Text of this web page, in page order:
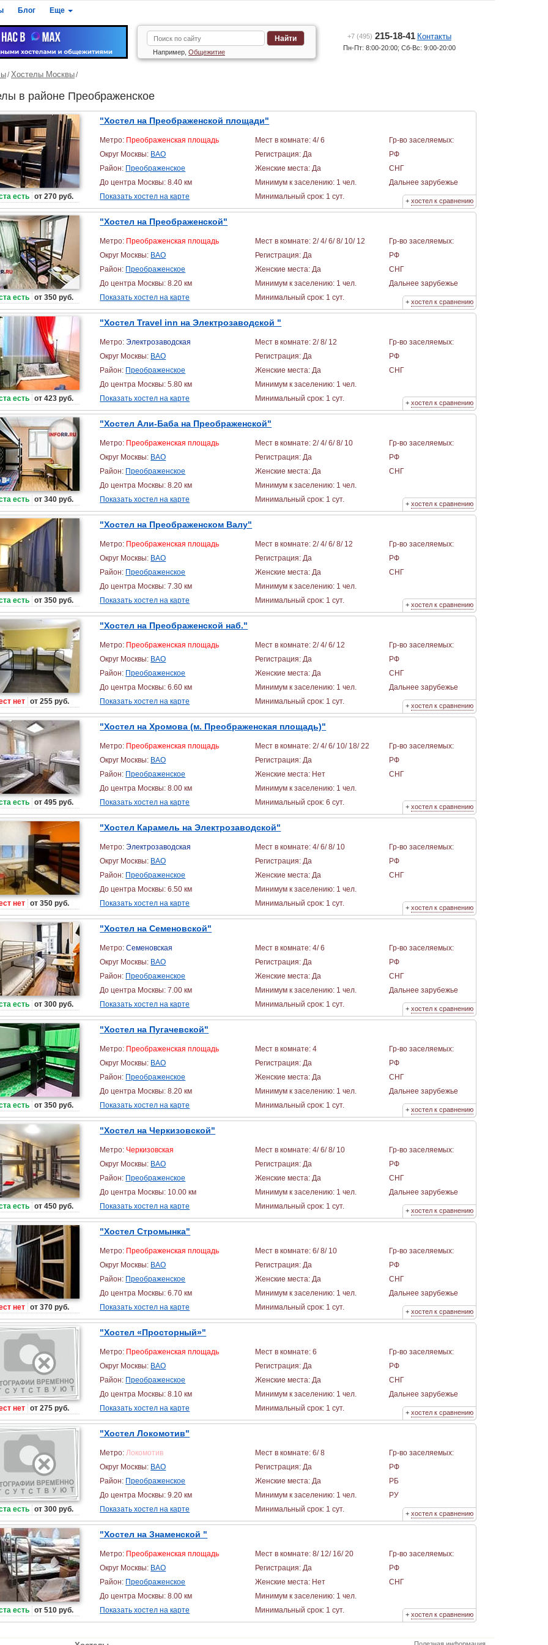
Блог Еще
Найти
Например, Общежитие
+7 (495) 215-18-41 Контакты
Пн-Пт: 8:00-20:00; Сб-Вс: 9:00-20:00
Хостелы Москвы
в районе Преображенское
"Хостел на Преображенской площади"
есть от 270 руб.
Метро: Преображенская площадь
Округ Москвы: ВАО
Район: Преображенское
До центра Москвы: 8.40 км
Показать хостел на карте
Мест в комнате: 4/ 6
Регистрация: Да
Женские места: Да
Минимум к заселению: 1 чел.
Минимальный срок: 1 сут.
Гр-во заселяемых:
РФ
СНГ
Дальнее зарубежье
+ хостел к сравнению
"Хостел на Преображенской"
есть от 350 руб.
Метро: Преображенская площадь
Округ Москвы: ВАО
Район: Преображенское
До центра Москвы: 8.20 км
Показать хостел на карте
Мест в комнате: 2/ 4/ 6/ 8/ 10/ 12
Регистрация: Да
Женские места: Да
Минимум к заселению: 1 чел.
Минимальный срок: 1 сут.
Гр-во заселяемых:
РФ
СНГ
Дальнее зарубежье
+ хостел к сравнению
"Хостел Travel inn на Электрозаводской "
есть от 423 руб.
Метро:Электрозаводская
Округ Москвы: ВАО
Район: Преображенское
До центра Москвы: 5.80 км
Показать хостел на карте
Мест в комнате: 2/ 8/ 12
Регистрация: Да
Женские места: Да
Минимум к заселению: 1 чел.
Минимальный срок: 1 сут.
Гр-во заселяемых:
РФ
СНГ
+ хостел к сравнению
"Хостел Али-Баба на Преображенской"
есть от 340 руб.
Метро: Преображенская площадь
Округ Москвы: ВАО
Район: Преображенское
До центра Москвы: 8.20 км
Показать хостел на карте
Мест в комнате: 2/ 4/ 6/ 8/ 10
Регистрация: Да
Женские места: Да
Минимум к заселению: 1 чел.
Минимальный срок: 1 сут.
Гр-во заселяемых:
РФ
СНГ
+ хостел к сравнению
"Хостел на Преображенском Валу"
есть от 350 руб.
Метро: Преображенская площадь
Округ Москвы: ВАО
Район: Преображенское
До центра Москвы: 7.30 км
Показать хостел на карте
Мест в комнате: 2/ 4/ 6/ 8/ 12
Регистрация: Да
Женские места: Да
Минимум к заселению: 1 чел.
Минимальный срок: 1 сут.
Гр-во заселяемых:
РФ
СНГ
+ хостел к сравнению
"Хостел на Преображенской наб."
нет от 255 руб.
Метро: Преображенская площадь
Округ Москвы: ВАО
Район: Преображенское
До центра Москвы: 6.60 км
Показать хостел на карте
Мест в комнате: 2/ 4/ 6/ 12
Регистрация: Да
Женские места: Да
Минимум к заселению: 1 чел.
Минимальный срок: 1 сут.
Гр-во заселяемых:
РФ
СНГ
Дальнее зарубежье
+ хостел к сравнению
"Хостел на Хромова (м. Преображенская площадь)"
есть от 495 руб.
Метро: Преображенская площадь
Округ Москвы: ВАО
Район: Преображенское
До центра Москвы: 8.00 км
Показать хостел на карте
Мест в комнате: 2/ 4/ 6/ 10/ 18/ 22
Регистрация: Да
Женские места: Нет
Минимум к заселению: 1 чел.
Минимальный срок: 6 сут.
Гр-во заселяемых:
РФ
СНГ
+ хостел к сравнению
"Хостел Карамель на Электрозаводской"
нет от 350 руб.
Метро:Электрозаводская
Округ Москвы: ВАО
Район: Преображенское
До центра Москвы: 6.50 км
Показать хостел на карте
Мест в комнате: 4/ 6/ 8/ 10
Регистрация: Да
Женские места: Да
Минимум к заселению: 1 чел.
Минимальный срок: 1 сут.
Гр-во заселяемых:
РФ
СНГ
+ хостел к сравнению
"Хостел на Семеновской"
есть от 300 руб.
Метро:Семеновская
Округ Москвы: ВАО
Район: Преображенское
До центра Москвы: 7.00 км
Показать хостел на карте
Мест в комнате: 4/ 6
Регистрация: Да
Женские места: Да
Минимум к заселению: 1 чел.
Минимальный срок: 1 сут.
Гр-во заселяемых:
РФ
СНГ
Дальнее зарубежье
+ хостел к сравнению
"Хостел на Пугачевской"
есть от 350 руб.
Метро: Преображенская площадь
Округ Москвы: ВАО
Район: Преображенское
До центра Москвы: 8.20 км
Показать хостел на карте
Мест в комнате: 4
Регистрация: Да
Женские места: Да
Минимум к заселению: 1 чел.
Минимальный срок: 1 сут.
Гр-во заселяемых:
РФ
СНГ
Дальнее зарубежье
+ хостел к сравнению
"Хостел на Черкизовской"
есть от 450 руб.
Метро: Черкизовская
Округ Москвы: ВАО
Район: Преображенское
До центра Москвы: 10.00 км
Показать хостел на карте
Мест в комнате: 4/ 6/ 8/ 10
Регистрация: Да
Женские места: Да
Минимум к заселению: 1 чел.
Минимальный срок: 1 сут.
Гр-во заселяемых:
РФ
СНГ
Дальнее зарубежье
+ хостел к сравнению
"Хостел Стромынка"
нет от 370 руб.
Метро: Преображенская площадь
Округ Москвы: ВАО
Район: Преображенское
До центра Москвы: 6.70 км
Показать хостел на карте
Мест в комнате: 6/ 8/ 10
Регистрация: Да
Женские места: Да
Минимум к заселению: 1 чел.
Минимальный срок: 1 сут.
Гр-во заселяемых:
РФ
СНГ
Дальнее зарубежье
+ хостел к сравнению
"Хостел «Просторный»"
нет от 275 руб.
Метро: Преображенская площадь
Округ Москвы: ВАО
Район: Преображенское
До центра Москвы: 8.10 км
Показать хостел на карте
Мест в комнате: 6
Регистрация: Да
Женские места: Да
Минимум к заселению: 1 чел.
Минимальный срок: 1 сут.
Гр-во заселяемых:
РФ
СНГ
Дальнее зарубежье
+ хостел к сравнению
"Хостел Локомотив"
есть от 300 руб.
Метро:Локомотив
Округ Москвы: ВАО
Район: Преображенское
До центра Москвы: 9.20 км
Показать хостел на карте
Мест в комнате: 6/ 8
Регистрация: Да
Женские места: Да
Минимум к заселению: 1 чел.
Минимальный срок: 1 сут.
Гр-во заселяемых:
РФ
РБ
РУ
+ хостел к сравнению
"Хостел на Знаменской "
есть от 510 руб.
Метро: Преображенская площадь
Округ Москвы: ВАО
Район: Преображенское
До центра Москвы: 8.00 км
Показать хостел на карте
Мест в комнате: 8/ 12/ 16/ 20
Регистрация: Да
Женские места: Нет
Минимум к заселению: 1 чел.
Минимальный срок: 1 сут.
Гр-во заселяемых:
РФ
СНГ
+ хостел к сравнению